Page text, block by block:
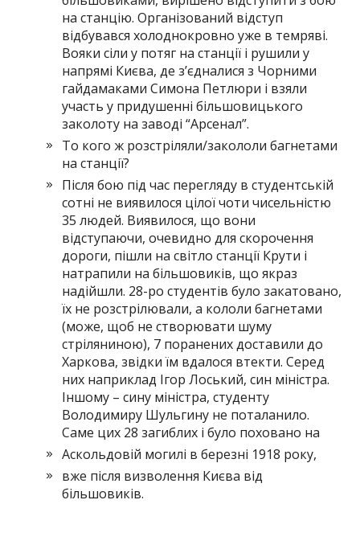
на станцію. Організований відступ
відбувався холоднокровно уже в темряві.
Вояки сіли у потяг на станції і рушили у
напрямі Києва, де з’єдналися з Чорними
гайдамаками Симона Петлюри і взяли
участь у придушенні більшовицького
заколоту на заводі “Арсенал”.
То кого ж розстріляли/закололи багнетами
на станції?
Після бою під час перегляду в студентській
сотні не виявилося цілої чоти чисельністю
35 людей. Виявилося, що вони
відступаючи, очевидно для скорочення
дороги, пішли на світло станції Крути і
натрапили на більшовиків, що якраз
надійшли. 28-ро студентів було закатовано,
їх не розстрілювали, а кололи багнетами
(може, щоб не створювати шуму
стріляниною), 7 поранених доставили до
Харкова, звідки їм вдалося втекти. Серед
них наприклад Ігор Лоський, син міністра.
Іншому – сину міністра, студенту
Володимиру Шульгину не поталанило.
Саме цих 28 загиблих і було поховано на
Аскольдовій могилі в березні 1918 року,
вже після визволення Києва від
більшовиків.